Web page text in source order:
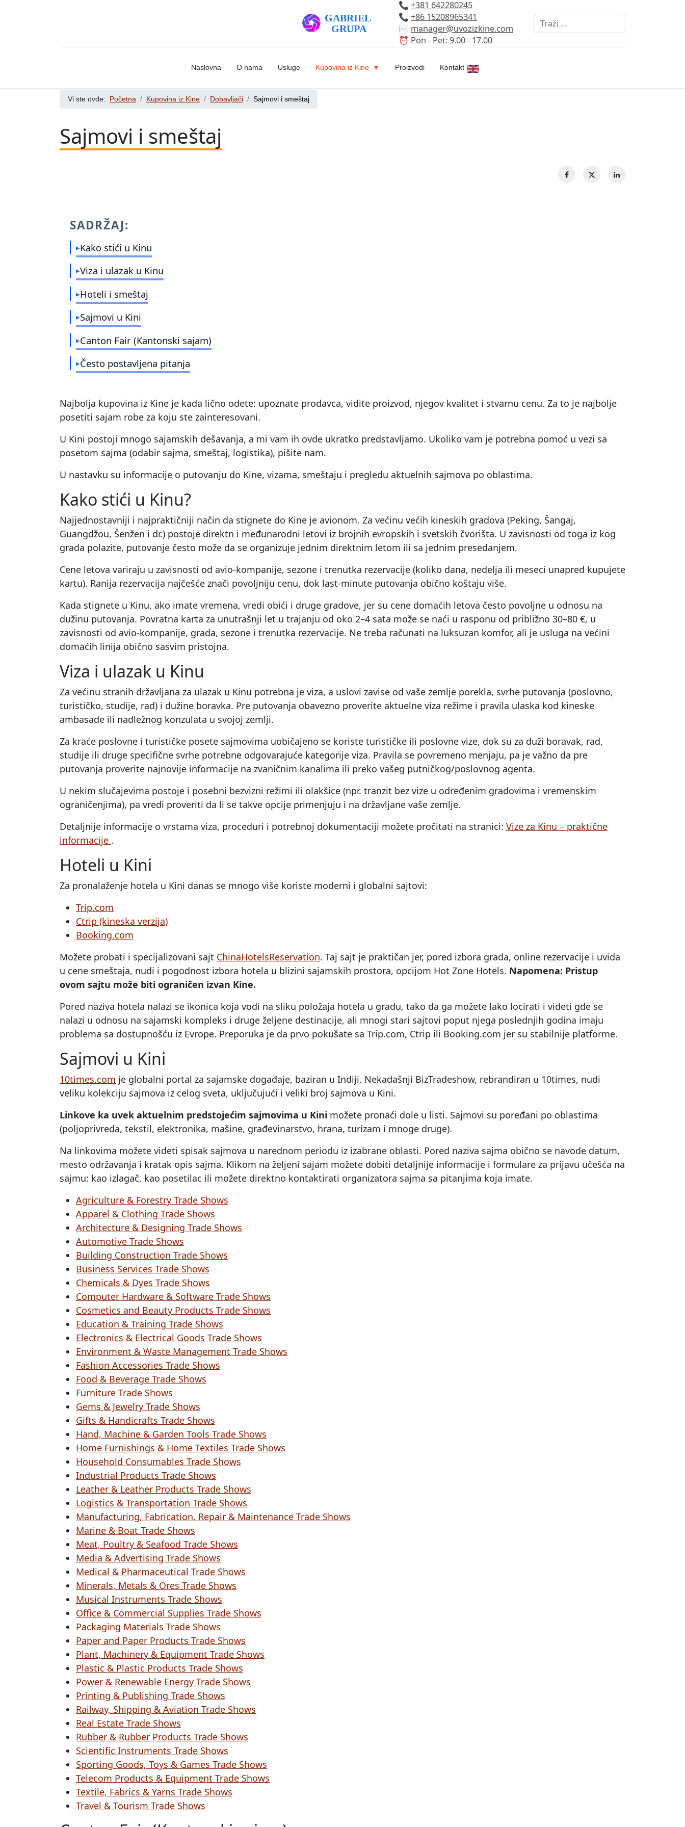
📞 +381 642280245
📞 +86 15208965341
✉️ manager@uvozizkine.com
⏰ Pon - Pet: 9.00 - 17.00
Pretraži
Naslovna O nama Usluge Kupovina iz Kine Proizvodi Kontakt Izaberite vaš jezik
Vi ste ovde: Početna Kupovina iz Kine Dobavljači Sajmovi i smeštaj
Sajmovi i smeštaj
SADRŽAJ:
Kako stići u Kinu
Viza i ulazak u Kinu
Hoteli i smeštaj
Sajmovi u Kini
Canton Fair (Kantonski sajam)
Često postavljena pitanja
Najbolja kupovina iz Kine je kada lično odete: upoznate prodavca, vidite proizvod, njegov kvalitet i stvarnu cenu. Za to je najbolje
posetiti sajam robe za koju ste zainteresovani.
U Kini postoji mnogo sajamskih dešavanja, a mi vam ih ovde ukratko predstavljamo. Ukoliko vam je potrebna pomoć u vezi sa
posetom sajma (odabir sajma, smeštaj, logistika), pišite nam.
U nastavku su informacije o putovanju do Kine, vizama, smeštaju i pregledu aktuelnih sajmova po oblastima.
Kako stići u Kinu?
Najjednostavniji i najpraktičniji način da stignete do Kine je avionom. Za većinu većih kineskih gradova (Peking, Šangaj,
Guangdžou, Šenžen i dr.) postoje direktn i međunarodni letovi iz brojnih evropskih i svetskih čvorišta. U zavisnosti od toga iz kog
grada polazite, putovanje često može da se organizuje jednim direktnim letom ili sa jednim presedanjem.
Cene letova variraju u zavisnosti od avio‑kompanije, sezone i trenutka rezervacije (koliko dana, nedelja ili meseci unapred kupujete
kartu). Ranija rezervacija najčešće znači povoljniju cenu, dok last‑minute putovanja obično koštaju više.
Kada stignete u Kinu, ako imate vremena, vredi obići i druge gradove, jer su cene domaćih letova često povoljne u odnosu na
dužinu putovanja. Povratna karta za unutrašnji let u trajanju od oko 2–4 sata može se naći u rasponu od približno 30–80 €, u
zavisnosti od avio‑kompanije, grada, sezone i trenutka rezervacije. Ne treba računati na luksuzan komfor, ali je usluga na većini
domaćih linija obično sasvim pristojna.
Viza i ulazak u Kinu
Za većinu stranih državljana za ulazak u Kinu potrebna je viza, a uslovi zavise od vaše zemlje porekla, svrhe putovanja (poslovno,
turističko, studije, rad) i dužine boravka. Pre putovanja obavezno proverite aktuelne viza režime i pravila ulaska kod kineske
ambasade ili nadležnog konzulata u svojoj zemlji.
Za kraće poslovne i turističke posete sajmovima uobičajeno se koriste turističke ili poslovne vize, dok su za duži boravak, rad,
studije ili druge specifične svrhe potrebne odgovarajuće kategorije viza. Pravila se povremeno menjaju, pa je važno da pre
putovanja proverite najnovije informacije na zvaničnim kanalima ili preko vašeg putničkog/poslovnog agenta.
U nekim slučajevima postoje i posebni bezvizni režimi ili olakšice (npr. tranzit bez vize u određenim gradovima i vremenskim
ograničenjima), pa vredi proveriti da li se takve opcije primenjuju i na državljane vaše zemlje.
Detaljnije informacije o vrstama viza, proceduri i potrebnoj dokumentaciji možete pročitati na stranici: Vize za Kinu – praktične
informacije .
Hoteli u Kini
Za pronalaženje hotela u Kini danas se mnogo više koriste moderni i globalni sajtovi:
Trip.com
Ctrip (kineska verzija)
Booking.com
Možete probati i specijalizovani sajt ChinaHotelsReservation. Taj sajt je praktičan jer, pored izbora grada, online rezervacije i uvida
u cene smeštaja, nudi i pogodnost izbora hotela u blizini sajamskih prostora, opcijom Hot Zone Hotels. Napomena: Pristup
ovom sajtu može biti ograničen izvan Kine.
Pored naziva hotela nalazi se ikonica koja vodi na sliku položaja hotela u gradu, tako da ga možete lako locirati i videti gde se
nalazi u odnosu na sajamski kompleks i druge željene destinacije, ali mnogi stari sajtovi poput njega poslednjih godina imaju
problema sa dostupnošću iz Evrope. Preporuka je da prvo pokušate sa Trip.com, Ctrip ili Booking.com jer su stabilnije platforme.
Sajmovi u Kini
10times.com je globalni portal za sajamske događaje, baziran u Indiji. Nekadašnji BizTradeshow, rebrandiran u 10times, nudi
veliku kolekciju sajmova iz celog sveta, uključujući i veliki broj sajmova u Kini.
Linkove ka uvek aktuelnim predstojećim sajmovima u Kini možete pronaći dole u listi. Sajmovi su poređani po oblastima
(poljoprivreda, tekstil, elektronika, mašine, građevinarstvo, hrana, turizam i mnoge druge).
Na linkovima možete videti spisak sajmova u narednom periodu iz izabrane oblasti. Pored naziva sajma obično se navode datum,
mesto održavanja i kratak opis sajma. Klikom na željeni sajam možete dobiti detaljnije informacije i formulare za prijavu učešća na
sajmu: kao izlagač, kao posetilac ili možete direktno kontaktirati organizatora sajma sa pitanjima koja imate.
Agriculture & Forestry Trade Shows
Apparel & Clothing Trade Shows
Architecture & Designing Trade Shows
Automotive Trade Shows
Building Construction Trade Shows
Business Services Trade Shows
Chemicals & Dyes Trade Shows
Computer Hardware & Software Trade Shows
Cosmetics and Beauty Products Trade Shows
Education & Training Trade Shows
Electronics & Electrical Goods Trade Shows
Environment & Waste Management Trade Shows
Fashion Accessories Trade Shows
Food & Beverage Trade Shows
Furniture Trade Shows
Gems & Jewelry Trade Shows
Gifts & Handicrafts Trade Shows
Hand, Machine & Garden Tools Trade Shows
Home Furnishings & Home Textiles Trade Shows
Household Consumables Trade Shows
Industrial Products Trade Shows
Leather & Leather Products Trade Shows
Logistics & Transportation Trade Shows
Manufacturing, Fabrication, Repair & Maintenance Trade Shows
Marine & Boat Trade Shows
Meat, Poultry & Seafood Trade Shows
Media & Advertising Trade Shows
Medical & Pharmaceutical Trade Shows
Minerals, Metals & Ores Trade Shows
Musical Instruments Trade Shows
Office & Commercial Supplies Trade Shows
Packaging Materials Trade Shows
Paper and Paper Products Trade Shows
Plant, Machinery & Equipment Trade Shows
Plastic & Plastic Products Trade Shows
Power & Renewable Energy Trade Shows
Printing & Publishing Trade Shows
Railway, Shipping & Aviation Trade Shows
Real Estate Trade Shows
Rubber & Rubber Products Trade Shows
Scientific Instruments Trade Shows
Sporting Goods, Toys & Games Trade Shows
Telecom Products & Equipment Trade Shows
Textile, Fabrics & Yarns Trade Shows
Travel & Tourism Trade Shows